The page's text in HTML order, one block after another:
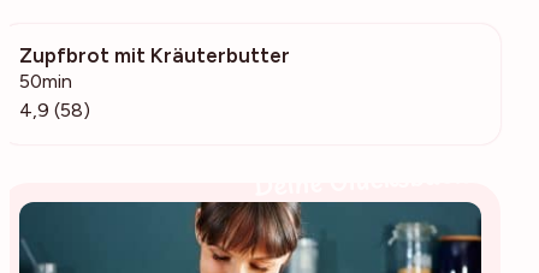
Zupfbrot mit Kräuterbutter
50min
4,9 (58)